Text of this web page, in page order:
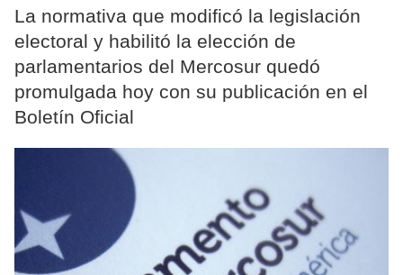
La normativa que modificó la legislación
electoral y habilitó la elección de
parlamentarios del Mercosur quedó
promulgada hoy con su publicación en el
Boletín Oficial